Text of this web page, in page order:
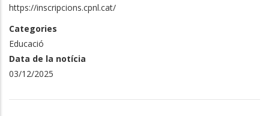
https://inscripcions.cpnl.cat/
Categories
Educació
Data de la notícia
03/12/2025